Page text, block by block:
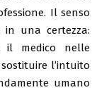
Il senso
una certezza:
il medico nelle
l’intuito
umano